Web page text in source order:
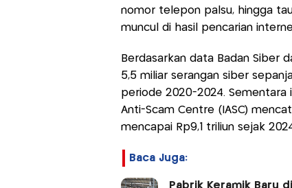
nomor telepon palsu, hingga
muncul di hasil pencarian
Berdasarkan data Badan Siber
5,5 miliar serangan siber
periode 2020-2024. Sementara
Anti-Scam Centre (IASC)
mencapai Rp9,1 triliun sejak
Baca Juga:
Pabrik Keramik Baru